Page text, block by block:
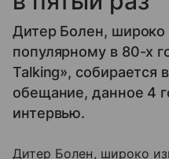
Дитер Болен, широко
популярному в 80-х
Talking», собирается
обещание, данное 4
интервью.
Дитер Болен, широко